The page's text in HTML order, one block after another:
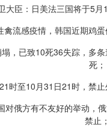
大臣：日美法三国将于5
流感疫情，韩国近期鸡
，已致10死36失踪，多
死；
时至10月31日21时，禁
俄方有不友好的举动，
禁止；